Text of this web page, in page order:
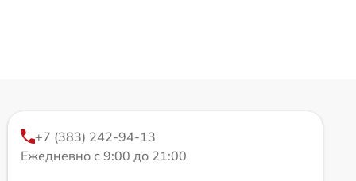
+7 (383) 242-94-13
Ежедневно с 9:00 до 21:00